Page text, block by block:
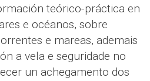
teórico-práctica en
e océanos, sobre
e mareas, ademais
a vela e seguridade no
un achegamento dos